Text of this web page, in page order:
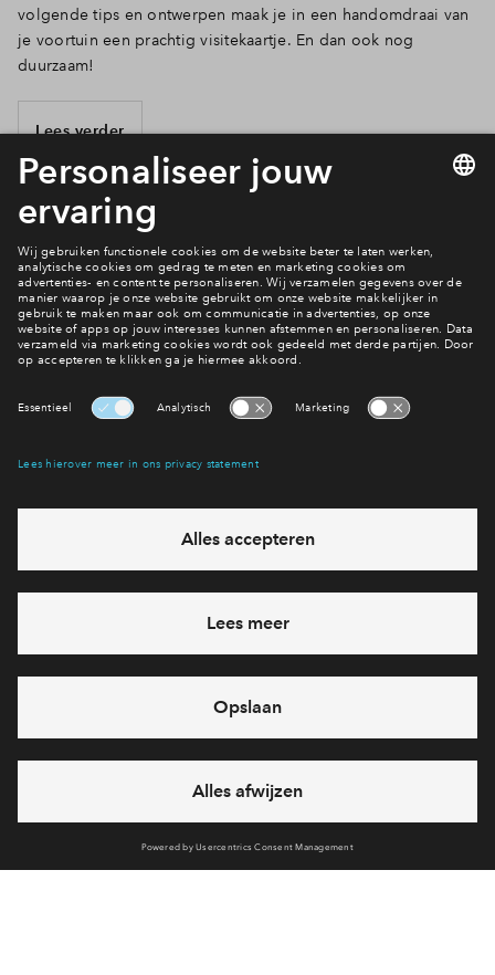
volgende tips en ontwerpen maak je in een handomdraai van
je voortuin een prachtig visitekaartje. En dan ook nog
duurzaam!
Lees verder
1 van 17
Interesse? Meld je dan snel aan
Hiermee blijf je op de hoogte van het belangrijkste nieuws en
feestdagen)
vandaag gesloten, maandag zijn we vanaf
bereikbaar
via telefoon
Cookies